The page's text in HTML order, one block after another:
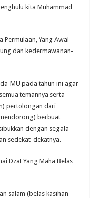
kita Muhammad
Permulaan, Yang Awal
dan kedermawanan-
MU pada tahun ini agar
temannya serta
pertolongan dari
berbuat
dengan segala
sedekat-dekatnya.
Dzat Yang Maha Belas
salam (belas kasihan